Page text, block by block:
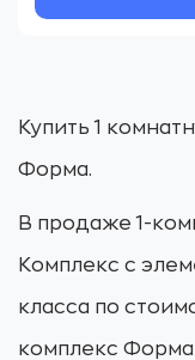
Купить 1
Форма.
В продаже 1-
Комплекс с
класса по
комплекс